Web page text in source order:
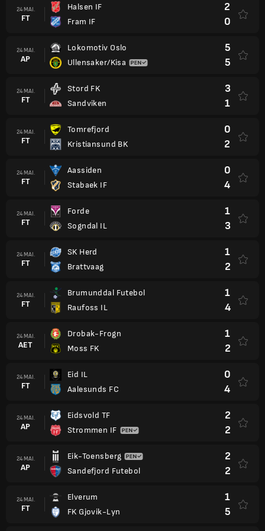
24 MAI.
FT
Halsen IF
Fram IF
2
0
24 MAI.
AP
Lokomotiv Oslo
Ullensaker/Kisa
5
5
24 MAI.
FT
Stord FK
Sandviken
3
1
24 MAI.
FT
Tomrefjord
Kristiansund BK
0
2
24 MAI.
FT
Aassiden
Stabaek IF
0
4
24 MAI.
FT
Forde
Sogndal IL
1
3
24 MAI.
FT
SK Herd
Brattvaag
1
2
24 MAI.
FT
Brumunddal Futebol
Raufoss IL
1
4
24 MAI.
AET
Drobak-Frogn
Moss FK
1
2
24 MAI.
FT
Eid IL
Aalesunds FC
0
4
24 MAI.
AP
Eidsvold TF
Strommen IF
2
2
24 MAI.
AP
Eik-Toensberg
Sandefjord Futebol
2
2
24 MAI.
FT
Elverum
FK Gjovik-Lyn
1
5